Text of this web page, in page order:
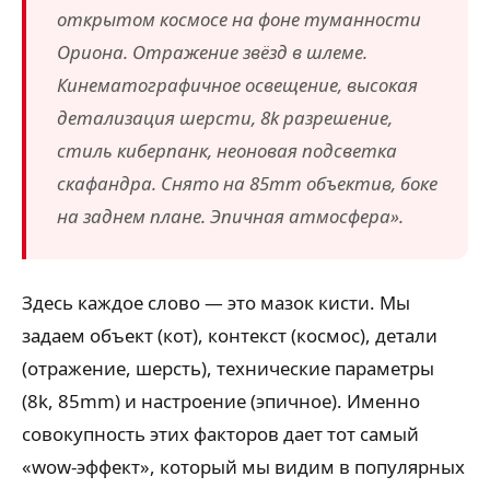
открытом космосе на фоне туманности
Ориона. Отражение звёзд в шлеме.
Кинематографичное освещение, высокая
детализация шерсти, 8k разрешение,
стиль киберпанк, неоновая подсветка
скафандра. Снято на 85mm объектив, боке
на заднем плане. Эпичная атмосфера».
Здесь каждое слово — это мазок кисти. Мы
задаем объект (кот), контекст (космос), детали
(отражение, шерсть), технические параметры
(8k, 85mm) и настроение (эпичное). Именно
совокупность этих факторов дает тот самый
«wow-эффект», который мы видим в популярных